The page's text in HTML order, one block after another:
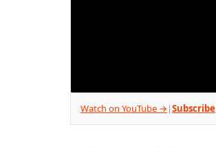
Watch on YouTube → |Subscribe